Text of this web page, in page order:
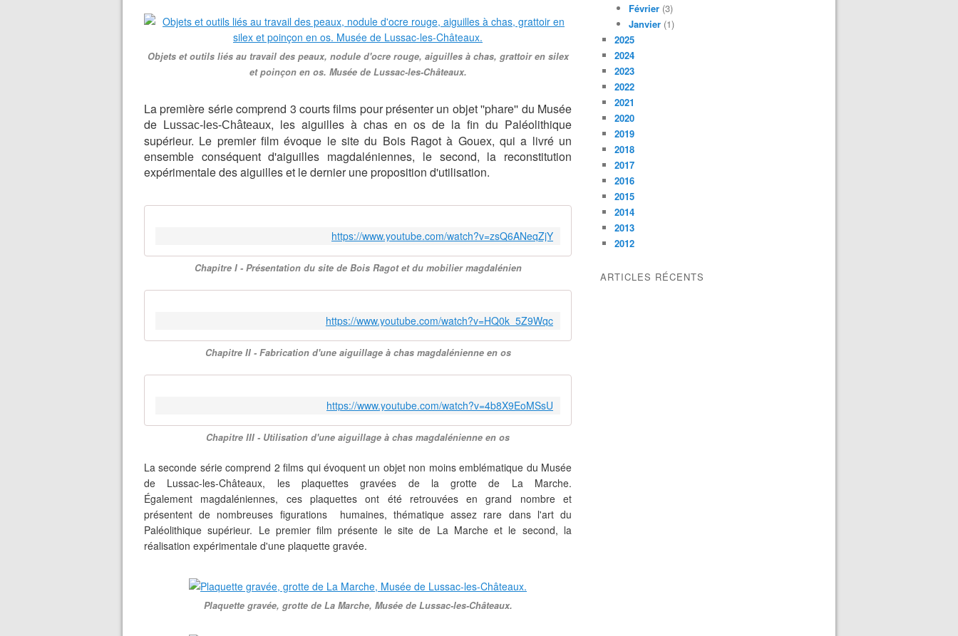
Objets et outils liés au travail des peaux, nodule d'ocre rouge, aiguilles à chas, grattoir en silex
et poinçon en os. Musée de Lussac-les-Châteaux.
La première série comprend 3 courts films pour présenter un objet ''phare'' du Musée
de
Lussac-les-Châteaux, les aiguilles à chas en os de la fin du Paléolithique
supérieur. Le premier film évoque le site du Bois Ragot à Gouex, qui a livré un
ensemble conséquent d'aiguilles magdaléniennes, le second, la reconstitution
expérimentale des aiguilles et le dernier une proposition d'utilisation.
https://www.youtube.com/watch?v=zsQ6ANeqZjY
Chapitre I - Présentation du site de Bois Ragot et du mobilier magdalénien
https://www.youtube.com/watch?v=HQ0k_5Z9Wqc
Chapitre II - Fabrication d'une aiguillage à chas magdalénienne en os
https://www.youtube.com/watch?v=4b8X9EoMSsU
Chapitre III - Utilisation d'une aiguillage à chas magdalénienne en os
La seconde série comprend 2 films qui évoquent un objet non moins emblématique du Musée
de Lussac-les-Châteaux, les plaquettes gravées de la grotte de La Marche.
Également magdaléniennes, ces plaquettes ont été retrouvées en grand nombre et
présentent de nombreuses figurations humaines, thématique assez rare dans l'art du
Paléolithique supérieur. Le premier film présente le site de La Marche et le second, la
réalisation expérimentale d'une plaquette gravée.
Plaquette gravée, grotte de La Marche, Musée de Lussac-les-Châteaux.
Février (3)
Janvier (1)
2025
2024
2023
2022
2021
2020
2019
2018
2017
2016
2015
2014
2013
2012
ARTICLES RÉCENTS